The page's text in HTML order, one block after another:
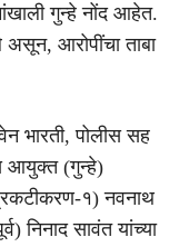
गुन्हे नोंद आहेत.
आरोपींचा ताबा
भारती, पोलीस सह
आयुक्त (गुन्हे)
१) नवनाथ
निनाद सावंत यांच्या